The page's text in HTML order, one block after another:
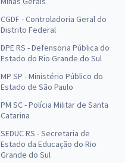
CGDF - Controladoria Geral do
Distrito Federal
DPE RS - Defensoria Pública do
Estado do Rio Grande do Sul
MP SP - Ministério Público do
Estado de São Paulo
PM SC - Polícia Militar de Santa
Catarina
SEDUC RS - Secretaria de
Estado da Educação do Rio
Grande do Sul